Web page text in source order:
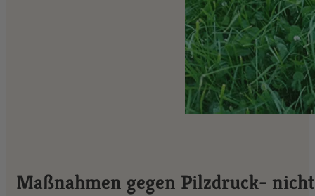
Maßnahmen gegen Pilzdruck-